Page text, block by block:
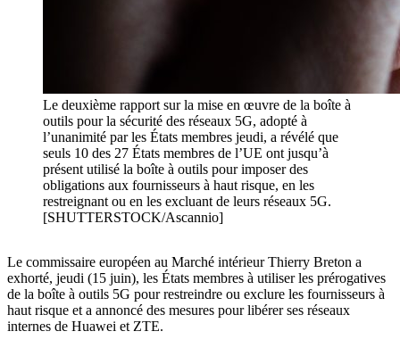
Le deuxième rapport sur la mise en œuvre de la boîte à
outils pour la sécurité des réseaux 5G, adopté à
l’unanimité par les États membres jeudi, a révélé que
seuls 10 des 27 États membres de l’UE ont jusqu’à
présent utilisé la boîte à outils pour imposer des
obligations aux fournisseurs à haut risque, en les
restreignant ou en les excluant de leurs réseaux 5G.
[SHUTTERSTOCK/Ascannio]
Le commissaire européen au Marché intérieur Thierry Breton a
exhorté, jeudi (15 juin), les États membres à utiliser les prérogatives
de la boîte à outils 5G pour restreindre ou exclure les fournisseurs à
haut risque et a annoncé des mesures pour libérer ses réseaux
internes de Huawei et ZTE.